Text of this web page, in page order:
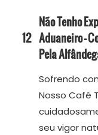
12
Não Tenho
Aduaneiro —
Pela
Sofrendo
Nosso Café
seu vigor